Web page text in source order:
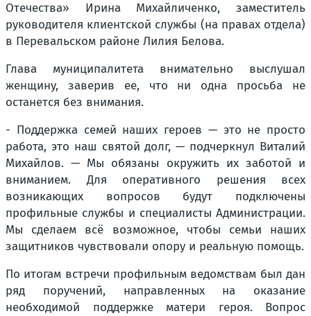
Отечества» Ирина Михайличенко, заместитель
руководителя клиентской службы (на правах отдела)
в Перевальском районе Лилия Белова.
Глава муниципалитета внимательно выслушал
женщину, заверив ее, что ни одна просьба не
останется без внимания.
- Поддержка семей наших героев — это не просто
работа, это наш святой долг, — подчеркнул Виталий
Михайлов. — Мы обязаны окружить их заботой и
вниманием. Для оперативного решения всех
возникающих вопросов будут подключены
профильные службы и специалисты Администрации.
Мы сделаем всё возможное, чтобы семьи наших
защитников чувствовали опору и реальную помощь.
По итогам встречи профильным ведомствам был дан
ряд поручений, направленных на оказание
необходимой поддержке матери героя. Вопрос